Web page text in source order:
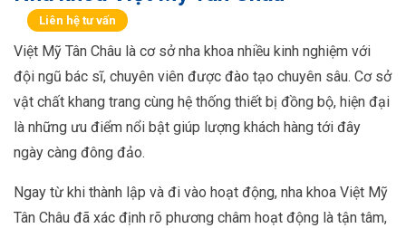
Liên hệ tư vấn
Việt Mỹ Tân Châu là cơ sở nha khoa nhiều kinh nghiệm với
đội ngũ bác sĩ, chuyên viên được đào tạo chuyên sâu. Cơ sở
vật chất khang trang cùng hệ thống thiết bị đồng bộ, hiện đại
là những ưu điểm nổi bật giúp lượng khách hàng tới đây
ngày càng đông đảo.
Ngay từ khi thành lập và đi vào hoạt động, nha khoa Việt Mỹ
Tân Châu đã xác định rõ phương châm hoạt động là tận tâm,